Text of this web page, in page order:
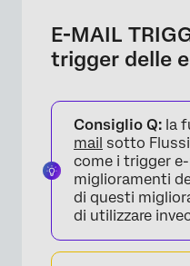
E-MAIL
trigger delle
Consiglio Q: la
mail sotto
come i trigger
miglioramenti
di questi
di utilizzare